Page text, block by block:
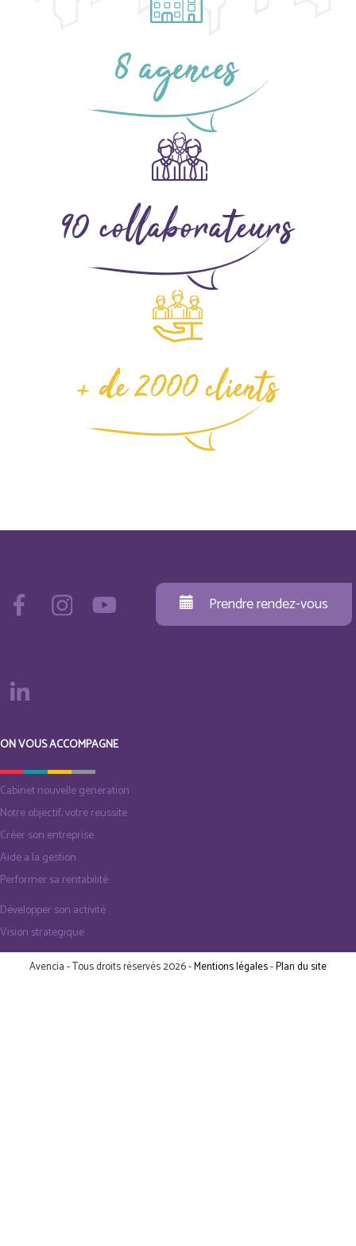
Prendre rendez-vous
ON VOUS ACCOMPAGNE
Cabinet nouvelle generation
Notre objectif, votre reussite
Créer son entreprise
Aide a la gestion
Performer sa rentabilité
Développer son activité
Vision strategique
Avencia - Tous droits réservés 2026 -Mentions légales-Plan du site